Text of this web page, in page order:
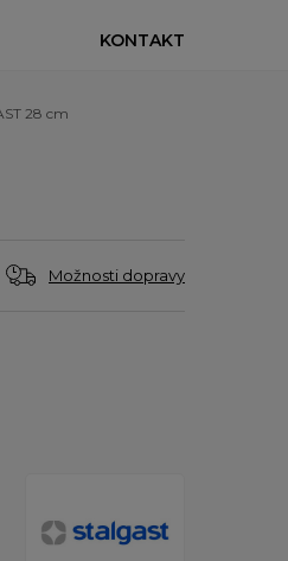
KONTAKT
28 cm
Možnosti dopravy